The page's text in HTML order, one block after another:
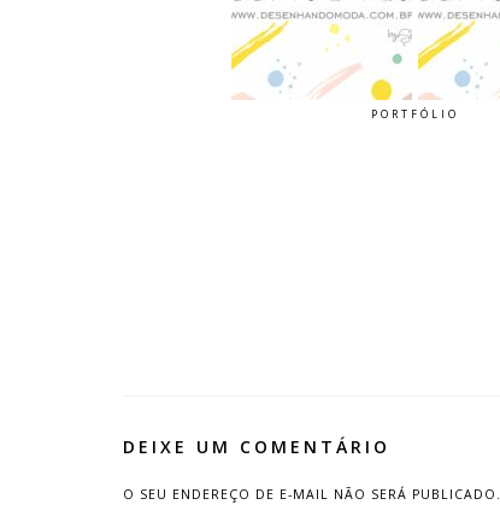
PORTFÓLIO
DEIXE UM COMENTÁRIO
O SEU ENDEREÇO DE E-MAIL NÃO SERÁ PUBLICADO.